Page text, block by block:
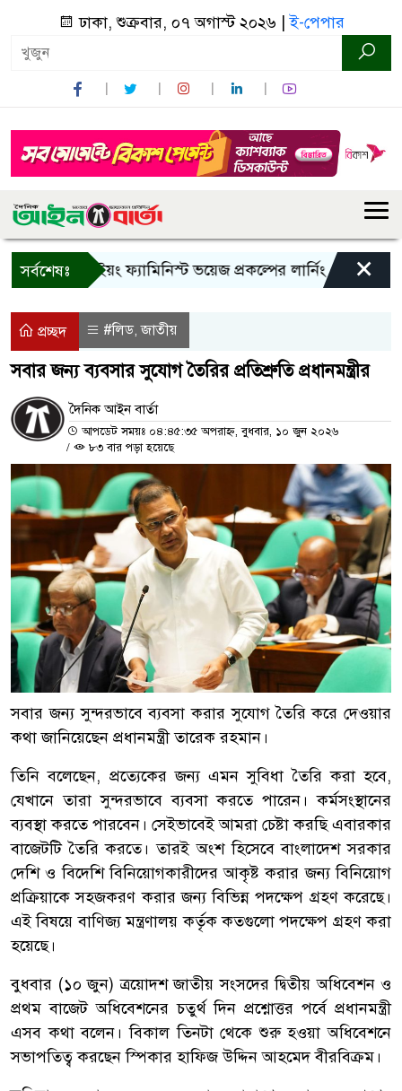
ঢাকা, শুক্রবার, ০৭ অগাস্ট ২০২৬ |ই-পেপার
সর্বশেষঃইয়ং ফ্যামিনিস্ট ভয়েজ প্রকল্পের লার্নিং শেয়ারিং×
প্রচ্ছদ #লিড,জাতীয়
সবার জন্য ব্যবসার সুযোগ তৈরির প্রতিশ্রুতি প্রধানমন্ত্রীর
দৈনিক আইন বার্তা
আপডেট সময়ঃ ০৪:৪৫:৩৫ অপরাহ্ন, বুধবার, ১০ জুন ২০২৬
/
৮৩ বার পড়া হয়েছে
সবার জন্য সুন্দরভাবে ব্যবসা করার সুযোগ তৈরি করে দেওয়ার
কথা জানিয়েছেন প্রধানমন্ত্রী তারেক রহমান।
তিনি বলেছেন, প্রত্যেকের জন্য এমন সুবিধা তৈরি করা হবে,
যেখানে তারা সুন্দরভাবে ব্যবসা করতে পারেন। কর্মসংস্থানের
ব্যবস্থা করতে পারবেন। সেইভাবেই আমরা চেষ্টা করছি এবারকার
বাজেটটি তৈরি করতে। তারই অংশ হিসেবে বাংলাদেশ সরকার
দেশি ও বিদেশি বিনিয়োগকারীদের আকৃষ্ট করার জন্য বিনিয়োগ
প্রক্রিয়াকে সহজকরণ করার জন্য বিভিন্ন পদক্ষেপ গ্রহণ করেছে।
এই বিষয়ে বাণিজ্য মন্ত্রণালয় কর্তৃক কতগুলো পদক্ষেপ গ্রহণ করা
হয়েছে।
বুধবার (১০ জুন) ত্রয়োদশ জাতীয় সংসদের দ্বিতীয় অধিবেশন ও
প্রথম বাজেট অধিবেশনের চতুর্থ দিন প্রশ্নোত্তর পর্বে প্রধানমন্ত্রী
এসব কথা বলেন। বিকাল তিনটা থেকে শুরু হওয়া অধিবেশনে
সভাপতিত্ব করছেন স্পিকার হাফিজ উদ্দিন আহমেদ বীরবিক্রম।